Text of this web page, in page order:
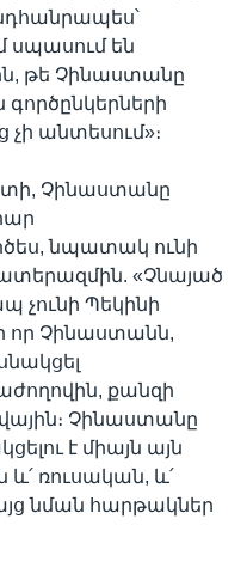
սպասում են
թե Չինաստանը
չի անտեսում»։
Չինաստանը
նպատակ ունի
«Չնայած
չունի Պեկինի
որ Չինաստանն,
քանզի
Չինաստանը
է միայն այն
ռուսական, և՛
նման հարթակներ